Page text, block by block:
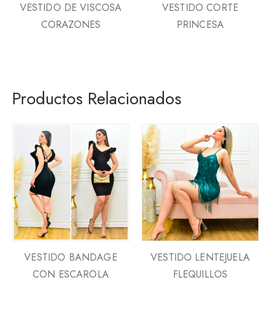
VESTIDO DE VISCOSA
CORAZONES
VESTIDO CORTE
PRINCESA
Productos Relacionados
VESTIDO BANDAGE
CON ESCAROLA
VESTIDO LENTEJUELA
FLEQUILLOS